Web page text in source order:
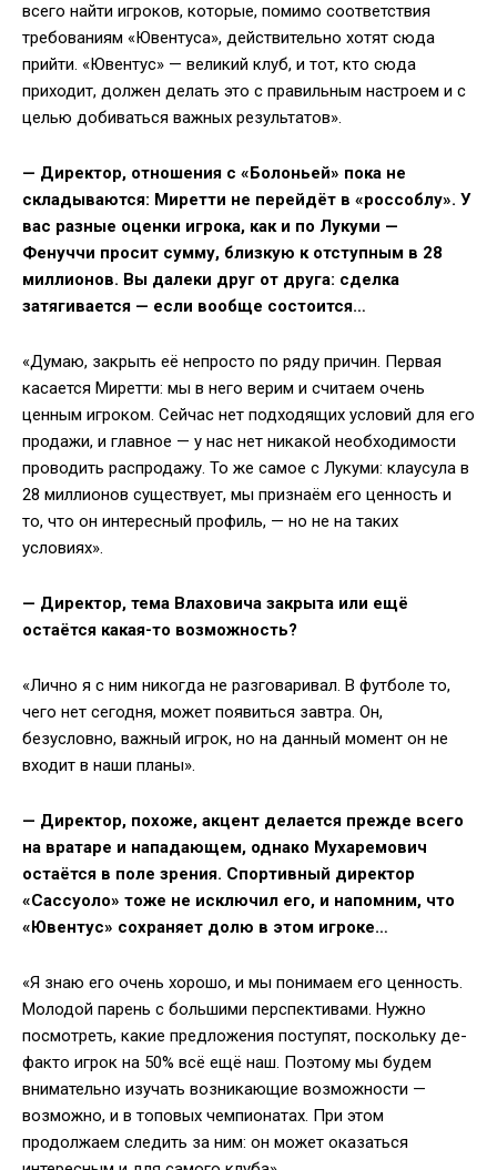
всего найти игроков, которые, помимо соответствия
требованиям «Ювентуса», действительно хотят сюда
прийти. «Ювентус» — великий клуб, и тот, кто сюда
приходит, должен делать это с правильным настроем и с
целью добиваться важных результатов».
— Директор, отношения с «Болоньей» пока не
складываются: Миретти не перейдёт в «россоблу». У
вас разные оценки игрока, как и по Лукуми —
Фенуччи просит сумму, близкую к отступным в 28
миллионов. Вы далеки друг от друга: сделка
затягивается — если вообще состоится…
«Думаю, закрыть её непросто по ряду причин. Первая
касается Миретти: мы в него верим и считаем очень
ценным игроком. Сейчас нет подходящих условий для его
продажи, и главное — у нас нет никакой необходимости
проводить распродажу. То же самое с Лукуми: клаусула в
28 миллионов существует, мы признаём его ценность и
то, что он интересный профиль, — но не на таких
условиях».
— Директор, тема Влаховича закрыта или ещё
остаётся какая-то возможность?
«Лично я с ним никогда не разговаривал. В футболе то,
чего нет сегодня, может появиться завтра. Он,
безусловно, важный игрок, но на данный момент он не
входит в наши планы».
— Директор, похоже, акцент делается прежде всего
на вратаре и нападающем, однако Мухаремович
остаётся в поле зрения. Спортивный директор
«Сассуоло» тоже не исключил его, и напомним, что
«Ювентус» сохраняет долю в этом игроке…
«Я знаю его очень хорошо, и мы понимаем его ценность.
Молодой парень с большими перспективами. Нужно
посмотреть, какие предложения поступят, поскольку де-
факто игрок на 50% всё ещё наш. Поэтому мы будем
внимательно изучать возникающие возможности —
возможно, и в топовых чемпионатах. При этом
продолжаем следить за ним: он может оказаться